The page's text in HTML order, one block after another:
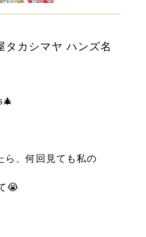
タカシマヤ ハンズ名
ら、何回見ても私の
😭